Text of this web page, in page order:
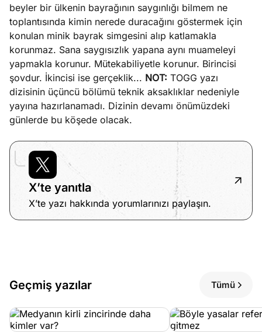
beyler bir ülkenin bayrağının saygınlığı bilmem ne
toplantısında kimin nerede duracağını göstermek için
konulan minik bayrak simgesini alıp katlamakla
korunmaz. Sana saygısızlık yapana aynı muameleyi
yapmakla korunur. Mütekabiliyetle korunur. Birincisi
şovdur. İkincisi ise gerçeklik... NOT: TOGG yazı
dizisinin üçüncü bölümü teknik aksaklıklar nedeniyle
yayına hazırlanamadı. Dizinin devamı önümüzdeki
günlerde bu köşede olacak.
X’te yanıtla
X’te yazı hakkında yorumlarınızı paylaşın.
Geçmiş yazılar Tümü